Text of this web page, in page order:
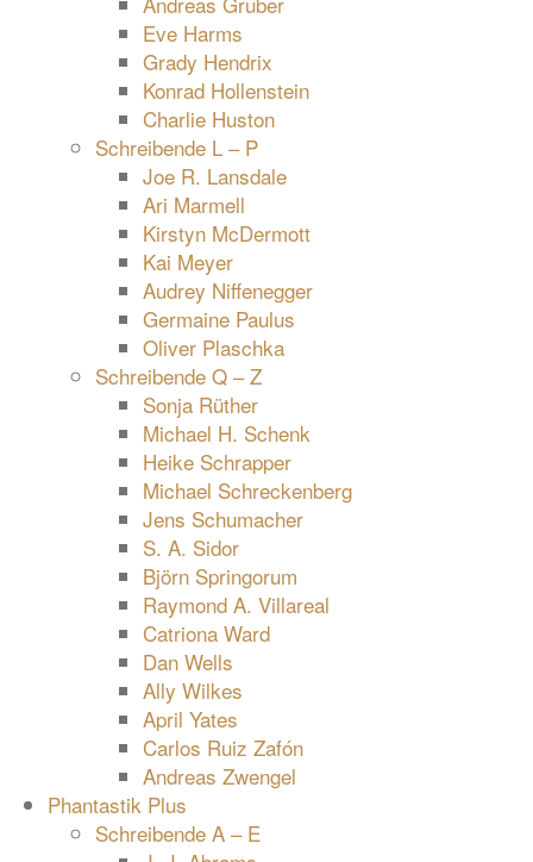
Eve Harms
Grady Hendrix
Konrad Hollenstein
Charlie Huston
Schreibende L – P
Joe R. Lansdale
Ari Marmell
Kirstyn McDermott
Kai Meyer
Audrey Niffenegger
Germaine Paulus
Oliver Plaschka
Schreibende Q – Z
Sonja Rüther
Michael H. Schenk
Heike Schrapper
Michael Schreckenberg
Jens Schumacher
S. A. Sidor
Björn Springorum
Raymond A. Villareal
Catriona Ward
Dan Wells
Ally Wilkes
April Yates
Carlos Ruiz Zafón
Andreas Zwengel
Phantastik Plus
Schreibende A – E